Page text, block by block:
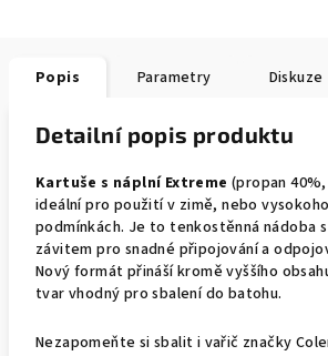
Popis Parametry Diskuze
Detailní popis produktu
Kartuše s náplní Extreme (propan
ideální pro použití v zimě, nebo
podmínkách. Je to tenkostěnná nádoba
závitem pro snadné připojování a
Nový formát přináší kromě vyššího
tvar vhodný pro sbalení do batohu.
Nezapomeňte si sbalit i vařič značky